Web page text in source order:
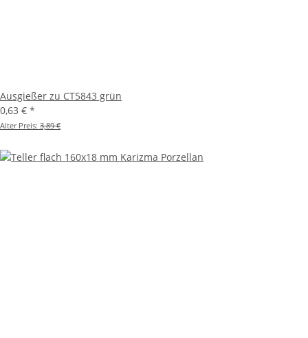
Ausgießer zu CT5843 grün
0,63 € *
Alter Preis: 3,89 €